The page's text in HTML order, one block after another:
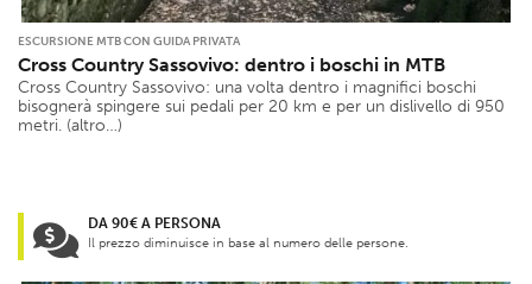
ESCURSIONE MTB CON GUIDA PRIVATA
Cross Country Sassovivo: dentro i boschi in MTB
Cross Country Sassovivo: una volta dentro i magnifici boschi
bisognerà spingere sui pedali per 20 km e per un dislivello di 950
metri. (altro…)
DA 90€ A PERSONA
Il prezzo diminuisce in base al numero delle persone.